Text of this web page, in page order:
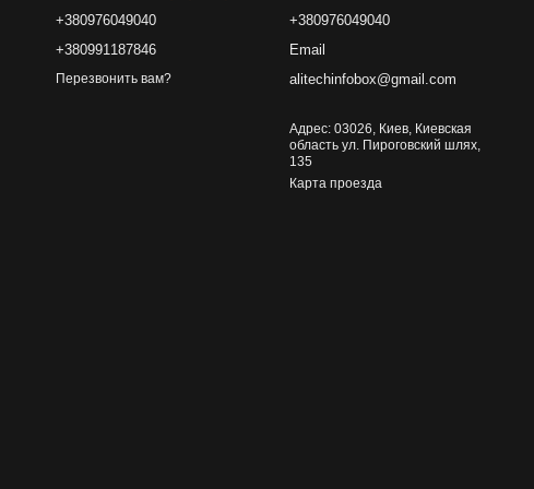
+380976049040
+380991187846
Перезвонить вам?
+380976049040
Email
alitechinfobox@gmail.com
Адрес: 03026, Киев, Киевская
область ул. Пироговский шлях,
135
Карта проезда